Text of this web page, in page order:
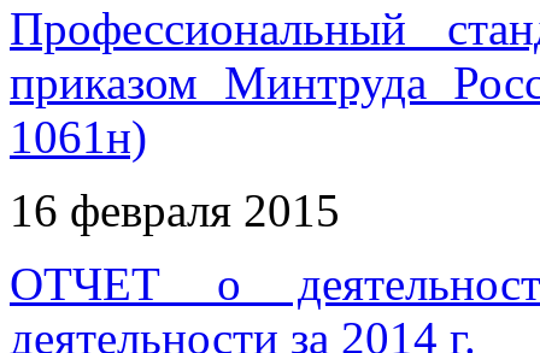
Профессиональный
приказом Минтруда
1061н)
16 февраля 2015
ОТЧЕТ о
деятельности за 2014 г.